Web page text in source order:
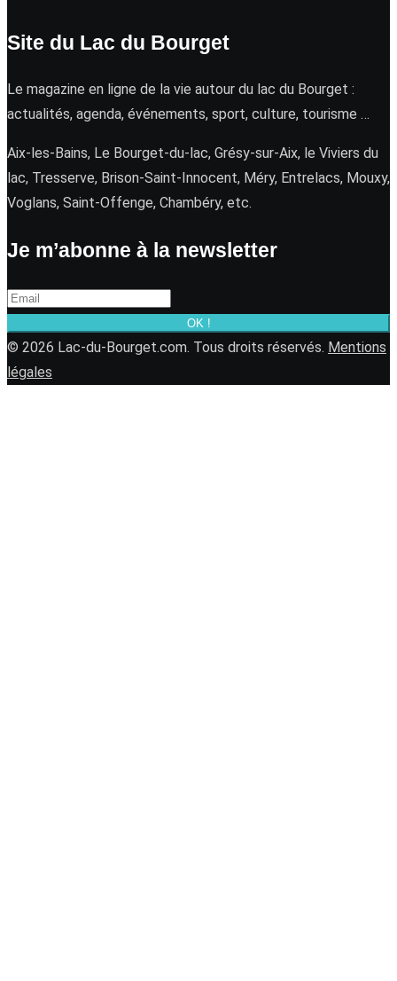
Site du Lac du Bourget
Le magazine en ligne de la vie autour du lac du Bourget :
actualités, agenda, événements, sport, culture, tourisme …
Aix-les-Bains, Le Bourget-du-lac, Grésy-sur-Aix, le Viviers du
lac, Tresserve, Brison-Saint-Innocent, Méry, Entrelacs, Mouxy,
Voglans, Saint-Offenge, Chambéry, etc.
Je m’abonne à la newsletter
OK !
© 2026 Lac-du-Bourget.com. Tous droits réservés. Mentions
légales